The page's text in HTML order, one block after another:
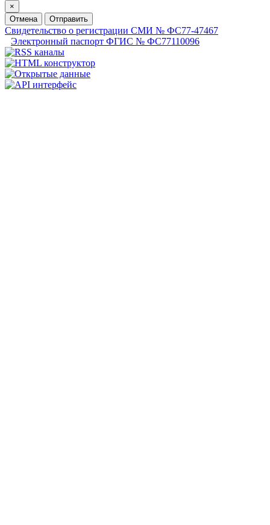
×
Отмена
Отправить
Свидетельство о регистрации СМИ № ФС77-47467
Электронный паспорт ФГИС № ФС77110096